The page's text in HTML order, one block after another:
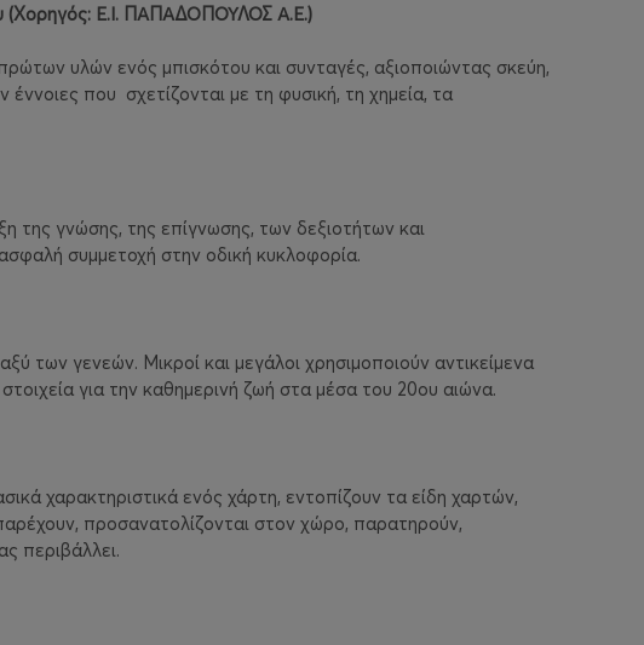
(Χορηγός: Ε.Ι. ΠΑΠΑΔΟΠΟΥΛΟΣ Α.Ε.)
υλών ενός μπισκότου και συνταγές, αξιοποιώντας σκεύη,
έννοιες που σχετίζονται με τη φυσική, τη χημεία, τα
της γνώσης, της επίγνωσης, των δεξιοτήτων και
συμμετοχή στην οδική κυκλοφορία.
των γενεών. Μικροί και μεγάλοι χρησιμοποιούν αντικείμενα
για την καθημερινή ζωή στα μέσα του 20ου αιώνα.
χαρακτηριστικά ενός χάρτη, εντοπίζουν τα είδη χαρτών,
προσανατολίζονται στον χώρο, παρατηρούν,
περιβάλλει.